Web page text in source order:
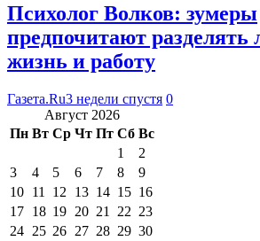
Психолог Волков: зумеры
предпочитают
жизнь и работу
Газета.Ru3 недели спустя 0
Август 2026
Пн Вт Ср Чт Пт Сб Вс
1
2
3
4 5 6 7 8
9
10 11 12 13 14 15 16
17 18 19 20 21 22 23
24 25 26 27 28 29 30